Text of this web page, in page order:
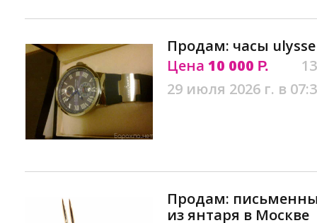
Продам: часы
Цена 10 000 Р.
29 июля 2026 г. в
Продам:
из янтаря в Москве